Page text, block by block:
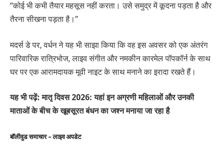
“कोई भी कभी तैयार महसूस नहीं करता। उसे समुद्र में कूदना पड़ता है और
तैरना सीखना पड़ता है।”
मदर्स डे पर, वर्धन ने यह भी साझा किया कि वह इस अवसर को एक अंतरंग
पारिवारिक रात्रिभोज, लाइव संगीत और नमकीन कारमेल पॉपकॉर्न के साथ
घर पर एक आरामदायक मूवी नाइट के साथ मनाने का इरादा रखते हैं।
यह भी पढ़ें: मातृ दिवस 2026: यहां इन अग्रणी महिलाओं और उनकी
माताओं के बीच के खूबसूरत बंधन का जश्न मनाया जा रहा है
बॉलीवुड समाचार – लाइव अपडेट